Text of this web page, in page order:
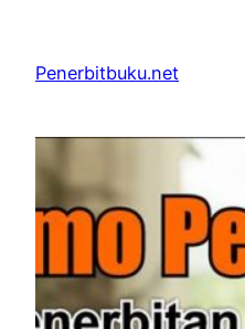
content
Penerbitbuku.net